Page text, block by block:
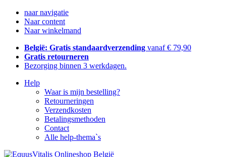
naar navigatie
Naar content
Naar winkelmand
België: Gratis standaardverzending vanaf € 79,90
Gratis retourneren
Bezorging binnen 3 werkdagen.
Help
Waar is mijn bestelling?
Retourneringen
Verzendkosten
Betalingsmethoden
Contact
Alle help-thema`s